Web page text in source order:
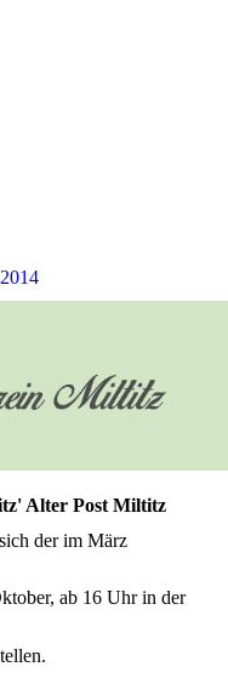
Alter Post Miltitz
der im März
ab 16 Uhr in der